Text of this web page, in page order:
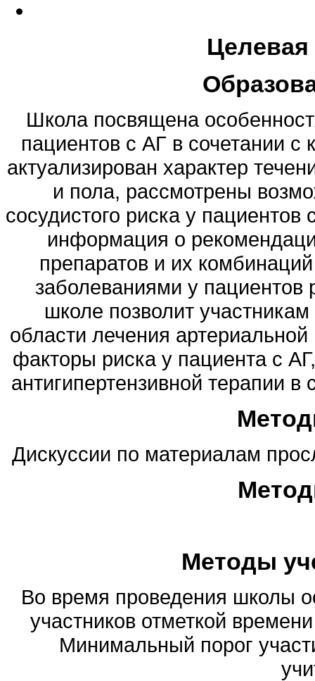
Школа посвящена
пациентов с АГ в сочетании
актуализирован характер
и пола, рассмотрены
сосудистого риска у
информация о
препаратов и их
заболеваниями у пациентов
школе позволит
области лечения
факторы риска у пациента с
антигипертензивной терапии
Дискуссии по материалам
Методы
Во время проведения школы
участников отметкой
Минимальный порог